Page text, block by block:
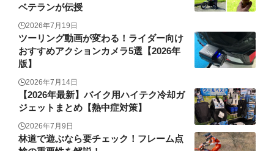
ベテランが伝授
2026年7月19日
ツーリング動画が変わる！ライダー向け
おすすめアクションカメラ5選【2026年
版】
2026年7月14日
【2026年最新】バイク用ハイテク冷却ガ
ジェットまとめ【熱中症対策】
2026年7月9日
林道で遊ぶなら要チェック！フレーム点